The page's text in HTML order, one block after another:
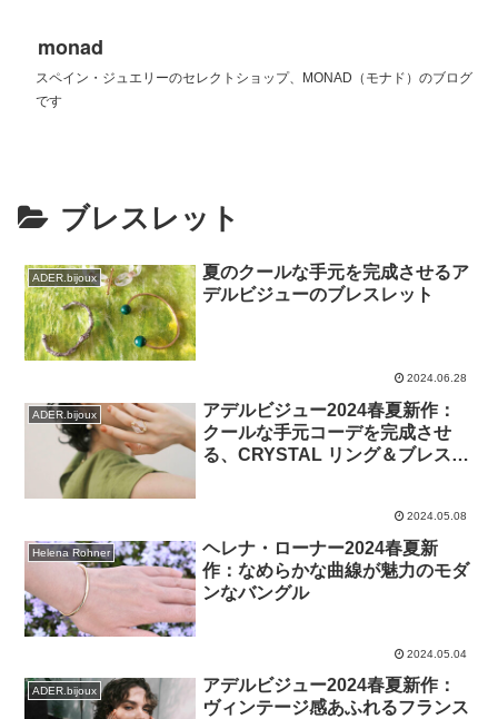
monad
スペイン・ジュエリーのセレクトショップ、MONAD（モナド）のブログ
です
ブレスレット
ADER.bijoux
夏のクールな手元を完成させるア
デルビジューのブレスレット
2024.06.28
ADER.bijoux
アデルビジュー2024春夏新作：
クールな手元コーデを完成させ
る、CRYSTAL リング＆ブレスレ
2024.05.08
Helena Rohner
ヘレナ・ローナー2024春夏新
作：なめらかな曲線が魅力のモダ
ンなバングル
2024.05.04
ADER.bijoux
アデルビジュー2024春夏新作：
ヴィンテージ感あふれるフランス